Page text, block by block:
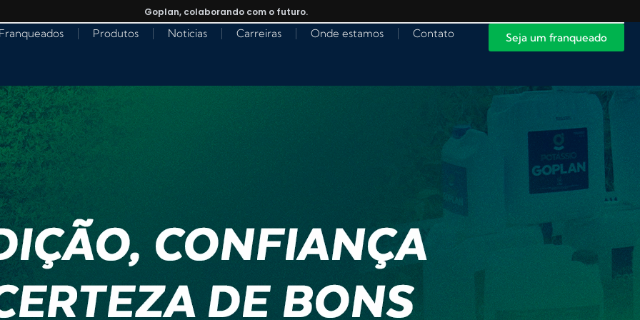
Goplan, colaborando com o futuro.
Franqueados Produtos Noticias Carreiras Onde estamos Contato Seja um franqueado